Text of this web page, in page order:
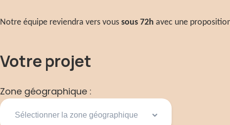
Notre équipe reviendra vers vous sous 72h avec une
Votre projet
Zone géographique :